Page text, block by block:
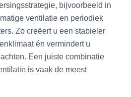
bijvoorbeeld in
ventilatie en periodiek
Zo creëert u een stabieler
én vermindert u
Een juiste combinatie
is vaak de meest